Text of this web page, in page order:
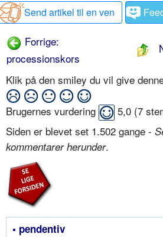
Send artikel til en ven
Forrige:
processionskors
Klik på den smiley du vil give
Brugernes vurdering 5,0 (7
Siden er blevet set 1.502 gange -
kommentarer herunder.
• pendentiv